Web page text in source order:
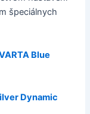
špeciálnych
Blue
Dynamic